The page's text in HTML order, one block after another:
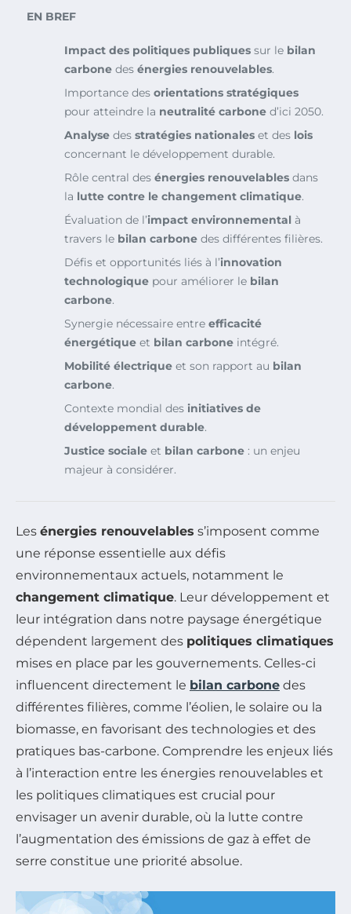
EN BREF
Impact des politiques publiques sur le bilan
carbone des énergies renouvelables.
Importance des orientations stratégiques
pour atteindre la neutralité carbone d’ici 2050.
Analyse des stratégies nationales et des lois
concernant le développement durable.
Rôle central des énergies renouvelables dans
la lutte contre le changement climatique.
Évaluation de l’impact environnemental à
travers le bilan carbone des différentes filières.
Défis et opportunités liés à l’innovation
technologique pour améliorer le bilan
carbone.
Synergie nécessaire entre efficacité
énergétique et bilan carbone intégré.
Mobilité électrique et son rapport au bilan
carbone.
Contexte mondial des initiatives de
développement durable.
Justice sociale et bilan carbone : un enjeu
majeur à considérer.
Les énergies renouvelables s’imposent comme
une réponse essentielle aux défis
environnementaux actuels, notamment le
changement climatique. Leur développement et
leur intégration dans notre paysage énergétique
dépendent largement des politiques climatiques
mises en place par les gouvernements. Celles-ci
influencent directement le bilan carbone des
différentes filières, comme l’éolien, le solaire ou la
biomasse, en favorisant des technologies et des
pratiques bas-carbone. Comprendre les enjeux liés
à l’interaction entre les énergies renouvelables et
les politiques climatiques est crucial pour
envisager un avenir durable, où la lutte contre
l’augmentation des émissions de gaz à effet de
serre constitue une priorité absolue.